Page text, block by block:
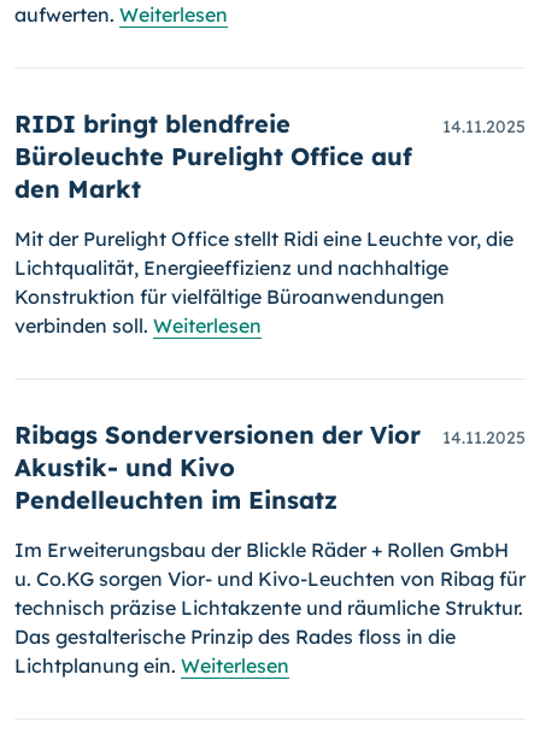
aufwerten. Weiterlesen
RIDI bringt blendfreie
Büroleuchte Purelight Office auf
den Markt
14.11.2025
Mit der Purelight Office stellt Ridi eine Leuchte vor, die
Lichtqualität, Energieeffizienz und nachhaltige
Konstruktion für vielfältige Büroanwendungen
verbinden soll. Weiterlesen
Ribags Sonderversionen der Vior
Akustik- und Kivo
Pendelleuchten im Einsatz
14.11.2025
Im Erweiterungsbau der Blickle Räder + Rollen GmbH
u. Co.KG sorgen Vior- und Kivo-Leuchten von Ribag für
technisch präzise Lichtakzente und räumliche Struktur.
Das gestalterische Prinzip des Rades floss in die
Lichtplanung ein. Weiterlesen